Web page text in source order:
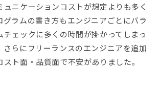
ュニケーションコストが想定よりも多く
グラムの書き方もエンジニアごとにバラ
チェックに多くの時間が掛かってしまっ
さらにフリーランスのエンジニアを追加
ト面・品質面で不安がありました。